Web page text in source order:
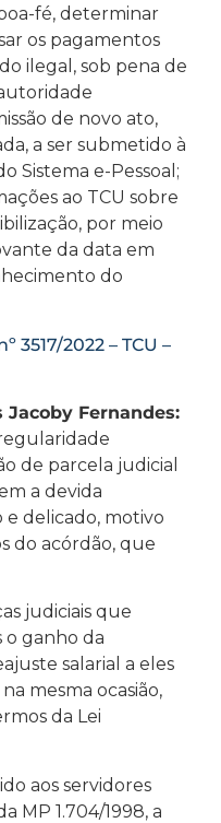
fé, determinar
os pagamentos
ilegal, sob pena de
de novo ato,
a ser submetido à
Sistema e-Pessoal;
ao TCU sobre
por meio
da data em
do
3517/2022 – TCU –
Fernandes:
de parcela judicial
a devida
e delicado, motivo
do acórdão, que
judiciais que
o ganho da
salarial a eles
mesma ocasião,
da Lei
aos servidores
MP 1.704/1998, a